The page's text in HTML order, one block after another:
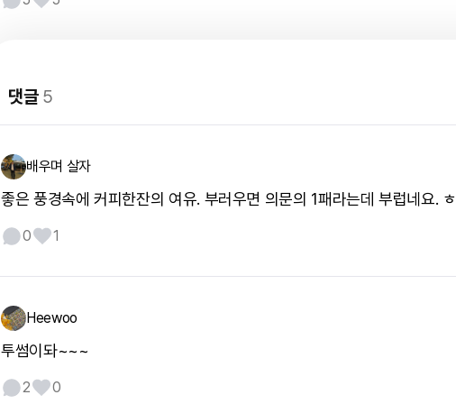
댓글5
배우며 살자
좋은 풍경속에 커피한잔의 여유. 부러우면 의문의 1패라는데 부럽네요. ㅎ
0 1
Heewoo
투썸이돠~~~
2 0